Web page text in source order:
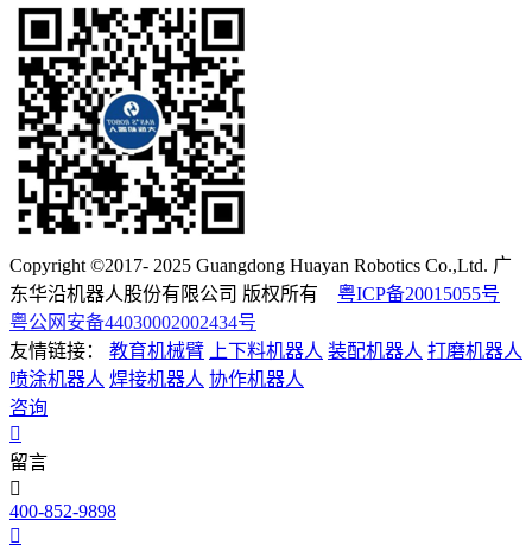
Copyright ©2017- 2025 Guangdong Huayan Robotics Co.,Ltd. 广
东华沿机器人股份有限公司 版权所有 粤ICP备20015055号
粤公网安备44030002002434号
友情链接：
教育机械臂 上下料机器人 装配机器人 打磨机器人
喷涂机器人 焊接机器人 协作机器人
咨询
留言
400-852-9898